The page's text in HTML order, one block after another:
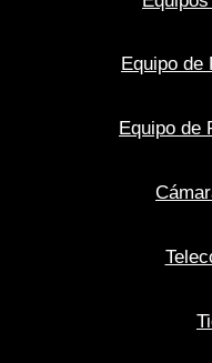
Equipo de
Equipo de